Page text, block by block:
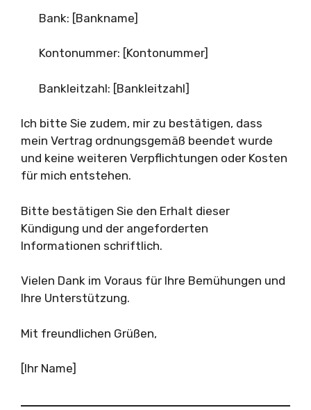
Bank: [Bankname]
Kontonummer: [Kontonummer]
Bankleitzahl: [Bankleitzahl]
Ich bitte Sie zudem, mir zu bestätigen, dass
mein Vertrag ordnungsgemäß beendet wurde
und keine weiteren Verpflichtungen oder Kosten
für mich entstehen.
Bitte bestätigen Sie den Erhalt dieser
Kündigung und der angeforderten
Informationen schriftlich.
Vielen Dank im Voraus für Ihre Bemühungen und
Ihre Unterstützung.
Mit freundlichen Grüßen,
[Ihr Name]